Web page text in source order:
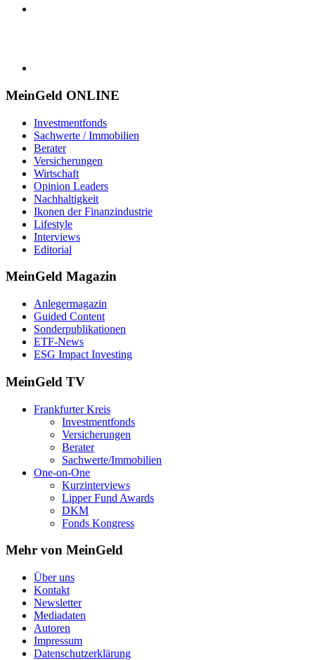
MeinGeld ONLINE
Investmentfonds
Sachwerte / Immobilien
Berater
Versicherungen
Wirtschaft
Opinion Leaders
Nachhaltigkeit
Ikonen der Finanzindustrie
Lifestyle
Interviews
Editorial
MeinGeld Magazin
Anlegermagazin
Guided Content
Sonderpublikationen
ETF-News
ESG Impact Investing
MeinGeld TV
Frankfurter Kreis
Investmentfonds
Versicherungen
Berater
Sachwerte/Immobilien
One-on-One
Kurzinterviews
Lipper Fund Awards
DKM
Fonds Kongress
Mehr von MeinGeld
Über uns
Kontakt
Newsletter
Mediadaten
Autoren
Impressum
Datenschutzerklärung